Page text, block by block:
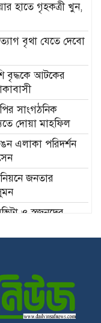
হাতে গৃহকত্রী খুন,
বৃথা যেতে দেবো
বৃদ্ধকে আটকের
সাংগঠনিক
দোয়া মাহফিল
এলাকা পরিদর্শন
জনতার
ও স্বজনদের
কমিটির দায়িত্ব